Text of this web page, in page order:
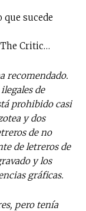
sucede
Critic…
recomendado.
de
prohibido casi
y dos
de no
de letreros de
y los
gráficas.
pero tenía